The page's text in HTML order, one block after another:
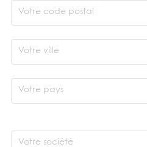
Votre code postal
Votre ville
Votre pays
Votre société